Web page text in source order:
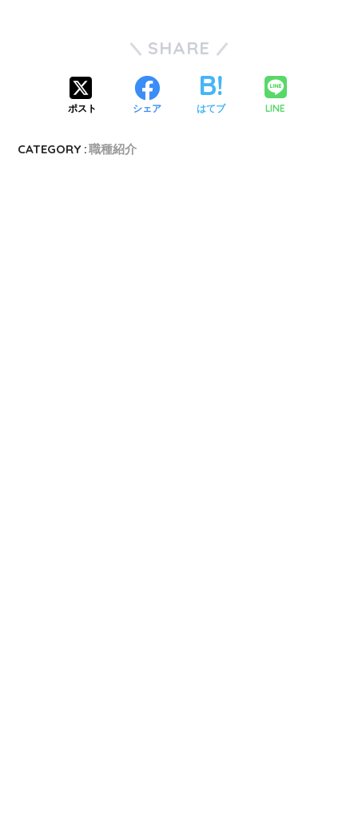
SHARE
ポスト シェア はてブ LINE
CATEGORY :職種紹介